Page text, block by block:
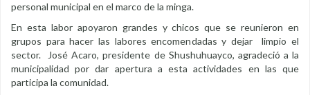
personal municipal en el marco de la minga.
En esta labor apoyaron grandes y chicos que se reunieron en
grupos para hacer las labores encomendadas y dejar limpio el
sector. José Acaro, presidente de Shushuhuayco, agradeció a la
municipalidad por dar apertura a esta actividades en las que
participa la comunidad.